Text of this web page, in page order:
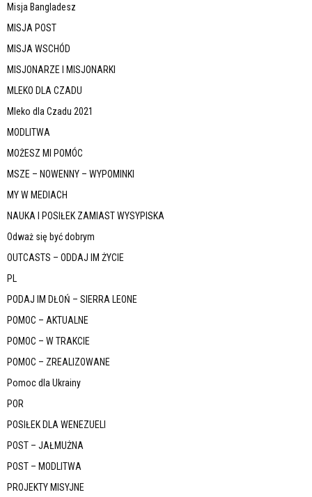
Misja Bangladesz
MISJA POST
MISJA WSCHÓD
MISJONARZE I MISJONARKI
MLEKO DLA CZADU
Mleko dla Czadu 2021
MODLITWA
MOŻESZ MI POMÓC
MSZE – NOWENNY – WYPOMINKI
MY W MEDIACH
NAUKA I POSIŁEK ZAMIAST WYSYPISKA
Odważ się być dobrym
OUTCASTS – ODDAJ IM ŻYCIE
PL
PODAJ IM DŁOŃ – SIERRA LEONE
POMOC – AKTUALNE
POMOC – W TRAKCIE
POMOC – ZREALIZOWANE
Pomoc dla Ukrainy
POR
POSIŁEK DLA WENEZUELI
POST – JAŁMUŻNA
POST – MODLITWA
PROJEKTY MISYJNE